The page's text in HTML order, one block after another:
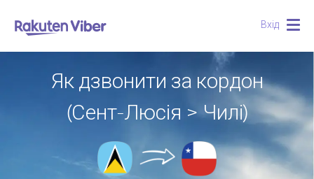
Вхід
Як дзвонити за кордон
(Сент-Люсія > Чилі)